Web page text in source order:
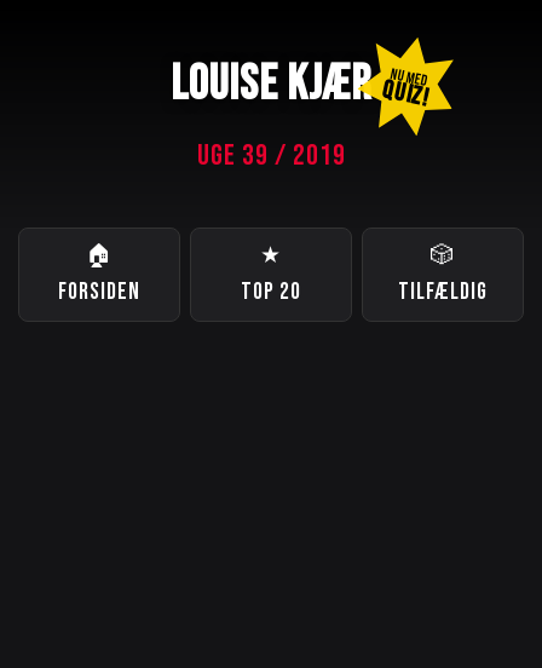
LOUISE KJÆR NU MED
QUIZ!
UGE 39 / 2019
🏠
FORSIDEN
★
TOP 20
🎲
TILFÆLDIG